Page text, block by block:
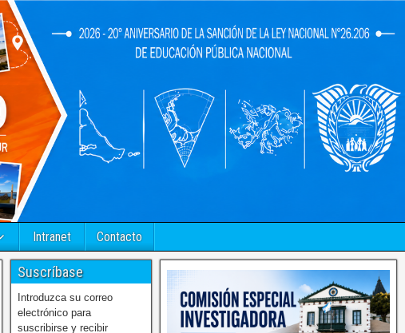
Intranet Contacto
Suscríbase
Introduzca su correo
electrónico para
suscribirse y recibir